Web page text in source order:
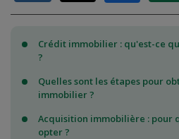
Crédit immobilier : qu'est-ce
?
Quelles sont les étapes pour
immobilier ?
Acquisition immobilière : pour
opter ?